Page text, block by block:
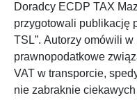
Doradcy ECDP TAX
przygotowali publikację
TSL”. Autorzy omówili
prawnopodatkowe
VAT w transporcie,
nie zabraknie